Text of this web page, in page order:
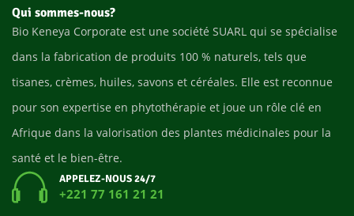
Qui sommes-nous?
Bio Keneya Corporate est une société SUARL qui se spécialise
dans la fabrication de produits 100 % naturels, tels que
tisanes, crèmes, huiles, savons et céréales. Elle est reconnue
pour son expertise en phytothérapie et joue un rôle clé en
Afrique dans la valorisation des plantes médicinales pour la
santé et le bien-être.
APPELEZ-NOUS 24/7
+221 77 161 21 21